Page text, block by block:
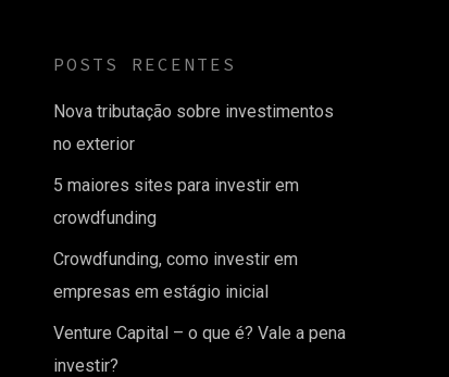
POSTS RECENTES
Nova tributação sobre investimentos
no exterior
5 maiores sites para investir em
crowdfunding
Crowdfunding, como investir em
empresas em estágio inicial
Venture Capital – o que é? Vale a pena
investir?